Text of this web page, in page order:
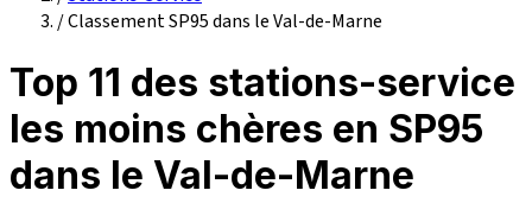
/Classement SP95 dans le Val-de-Marne
Top 11 des stations-service
les moins chères en SP95
dans le Val-de-Marne